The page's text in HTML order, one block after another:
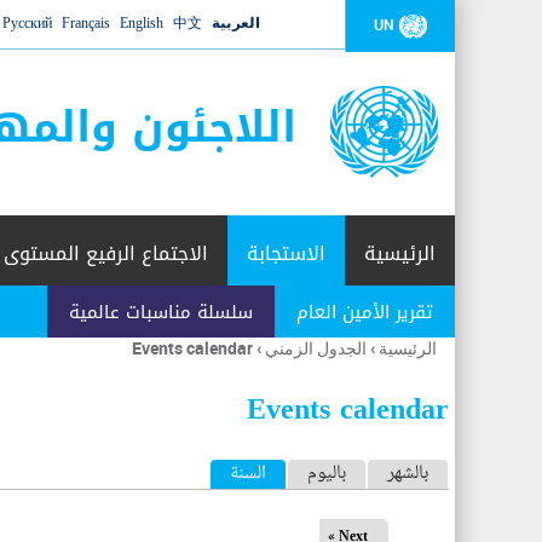
UN العربية 中文
English
Français
Русский
اللاجئون
الرئيسية الاستجابة
تقرير الأمين العام سلسلة مناسبات عالمية
الاجتماع الرفيع المستوى
أنت
هنا
الرئيسية › الجدول الزمني ›
Events calendar
Events calendar
ا بالشهر باليوم السنة (علامة التبويب النشطة)